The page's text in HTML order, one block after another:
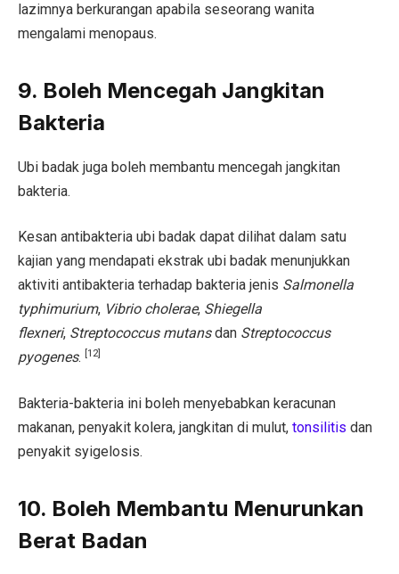
lazimnya berkurangan apabila seseorang wanita
mengalami menopaus.
9. Boleh Mencegah Jangkitan
Bakteria
Ubi badak juga boleh membantu mencegah jangkitan
bakteria.
Kesan antibakteria ubi badak dapat dilihat dalam satu
kajian yang mendapati ekstrak ubi badak menunjukkan
aktiviti antibakteria terhadap bakteria jenis Salmonella
typhimurium, Vibrio cholerae, Shiegella
flexneri, Streptococcus mutansdan Streptococcus
pyogenes. [12]
Bakteria-bakteria ini boleh menyebabkan keracunan
makanan, penyakit kolera, jangkitan di mulut, tonsilitis dan
penyakit syigelosis.
10. Boleh Membantu Menurunkan
Berat Badan